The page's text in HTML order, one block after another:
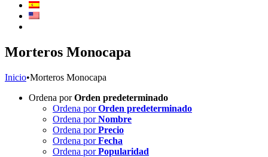
Morteros Monocapa
Inicio•Morteros Monocapa
Ordena porOrden predeterminado
Ordena porOrden predeterminado
Ordena porNombre
Ordena porPrecio
Ordena porFecha
Ordena porPopularidad